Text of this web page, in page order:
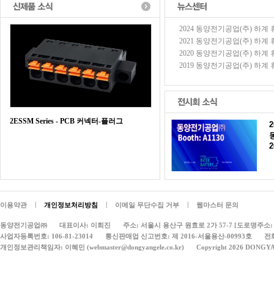
2ESSM Series - PCB 커넥터-플러그
2024 동양전기공업(주) 하계
2021 동양전기공업(주) 하계
2020 동양전기공업(주) 하계
2019 동양전기공업(주) 하계
이용약관 개인정보처리방침 이메일 무단수집 거부 웹마스터 문의
동양전기공업㈜ 대표이사: 이희진
주소: 서울시 용산구 원효로 2가 57-7 [도로명주
사업자등록번호: 106-81-23014
통신판매업 신고번호: 제 2016-서울용산-00993호
전
개인정보관리책임자: 이혜민 (webmaster@dongyangele.co.kr)
Copyright 2026